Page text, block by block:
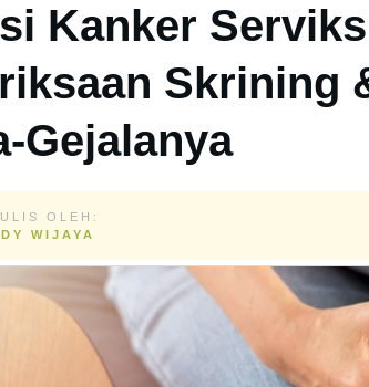
Kanker
Skrining
Gejalanya
OLEH:
WIJAYA